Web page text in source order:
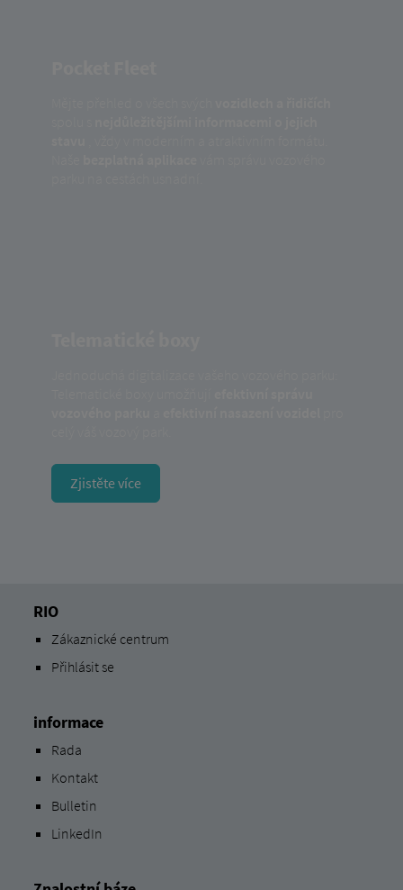
Zjistěte více
RIO
Zákaznické centrum
Přihlásit se
informace
Rada
Kontakt
Bulletin
LinkedIn